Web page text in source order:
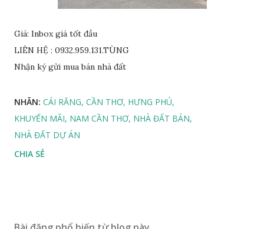
Giá: Inbox giá tốt đầu
LIÊN HỆ : 0932.959.131.TÙNG
Nhận ký gửi mua bán nhà đất
NHÃN: CÁI RĂNG CẦN THƠ HƯNG PHÚ
KHUYẾN MÃI NAM CẦN THƠ NHÀ ĐẤT BÁN
NHÀ ĐẤT DỰ ÁN
CHIA SẺ